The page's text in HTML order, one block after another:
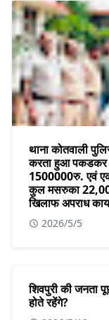
थाना कोतवाली
करता हुआ पकडकर
1500000रु. एवं
कुल मसरुका
खिलाफ अपराध
2026/5/5
शिवपुरी की जनता
होते रहेंगे?